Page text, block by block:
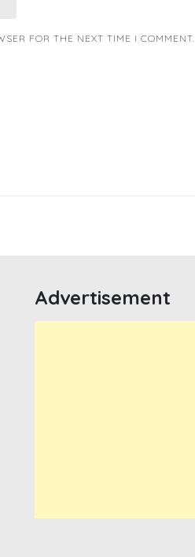
FOR THE NEXT TIME I COMMENT.
Advertisement